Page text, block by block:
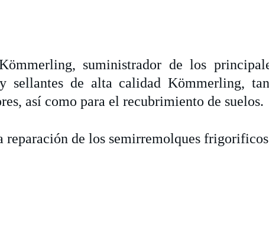
suministrador de los
sellantes de alta calidad Kömmerling,
así como para el recubrimiento de suelos.
de los semirremolques